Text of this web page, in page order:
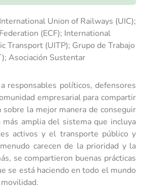
International Union of Railways (UIC);
(ECF); International
Transport (UITP); Grupo de Trabajo
Asociación Sustentar
responsables políticos, defensores
empresarial para compartir
la mejor manera de conseguir
más amplia del sistema que incluya
activos y el transporte público y
carecen de la prioridad y la
se compartieron buenas prácticas
se está haciendo en todo el mundo